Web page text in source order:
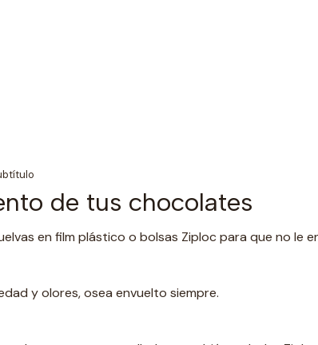
de tus chocolates
en film plástico o bolsas Ziploc para que no le
y olores, osea envuelto siempre.